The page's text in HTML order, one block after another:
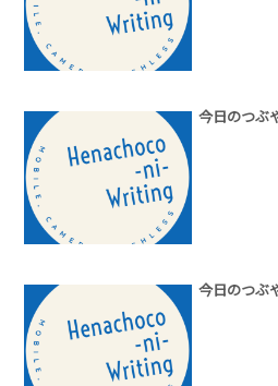
今日のつぶ
今日のつぶ